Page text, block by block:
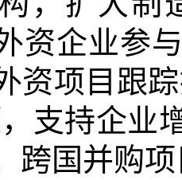
资企业参
资项目跟
支持企业
跨国并购